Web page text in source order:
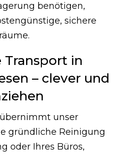
benötigen,
sichere
in
– clever und
unser
gründliche Reinigung
oder Ihres Büros,